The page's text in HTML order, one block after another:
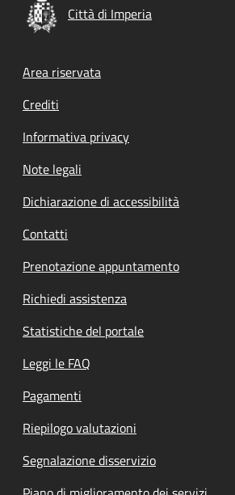
Città di Imperia
Footer menu
Area riservata
Crediti
Informativa privacy
Note legali
Dichiarazione di accessibilità
Contatti
Prenotazione appuntamento
Richiedi assistenza
Statistiche del portale
Leggi le FAQ
Pagamenti
Riepilogo valutazioni
Segnalazione disservizio